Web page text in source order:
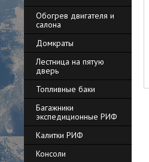
Обогрев двигателя и
салона
Домкраты
Лестница на пятую
дверь
Топливные баки
Багажники
экспедиционные РИФ
Калитки РИФ
Консоли